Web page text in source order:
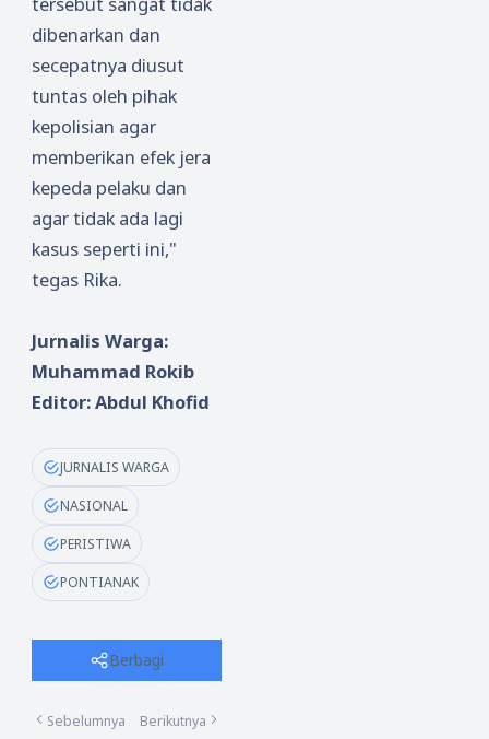
dibenarkan dan
secepatnya diusut
tuntas oleh pihak
kepolisian agar
memberikan efek jera
kepeda pelaku dan
agar tidak ada lagi
kasus seperti ini,"
tegas Rika.
Jurnalis Warga:
Muhammad Rokib
Editor: Abdul Khofid
JURNALIS WARGA
NASIONAL
PERISTIWA
PONTIANAK
Berbagi
Sebelumnya Berikutnya